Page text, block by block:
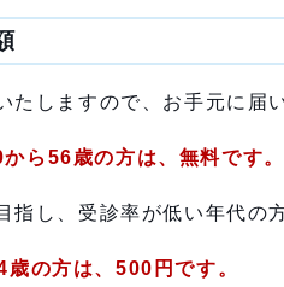
たしますので、お手元に届
ら56歳の方は、無料です。
指し、受診率が低い年代の
の方は、500円です。